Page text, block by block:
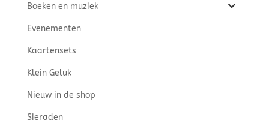
Boeken en muziek
Evenementen
Kaartensets
Klein Geluk
Nieuw in de shop
Sieraden